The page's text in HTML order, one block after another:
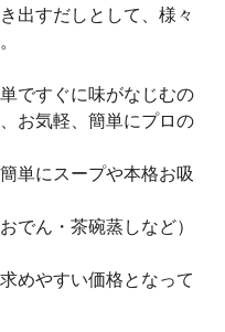
出すだしとして、様々
ですぐに味がなじむの
お気軽、簡単にプロの
単にスープや本格お吸
でん・茶碗蒸しなど）
めやすい価格となって